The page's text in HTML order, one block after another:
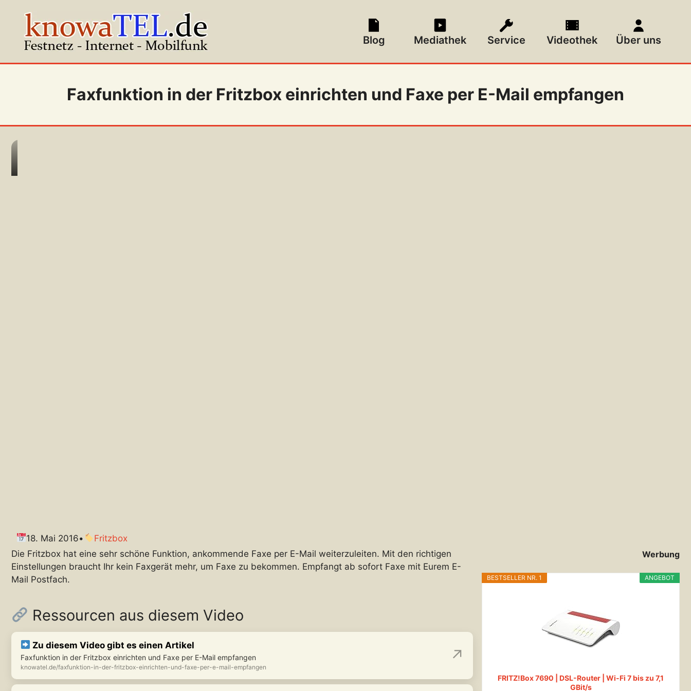
springen
Blog Mediathek Service Videothek Über uns
Faxfunktion in der Fritzbox einrichten und Faxe per E-Mail empfangen
18. Mai 2016•
Fritzbox
Die Fritzbox hat eine sehr schöne Funktion, ankommende Faxe per E-Mail weiterzuleiten. Mit den richtigen
Einstellungen braucht Ihr kein Faxgerät mehr, um Faxe zu bekommen. Empfangt ab sofort Faxe mit Eurem E-
Mail Postfach.
Ressourcen aus diesem Video
Zu diesem Video gibt es einen Artikel
Faxfunktion in der Fritzbox einrichten und Faxe per E-Mail empfangen
knowatel.de/faxfunktion-in-der-fritzbox-einrichten-und-faxe-per-e-mail-empfangen
Werbung
ANGEBOT
BESTSELLER NR. 1
FRITZ!Box 7690 | DSL-Router | Wi-Fi 7 bis zu 7,1
GBit/s